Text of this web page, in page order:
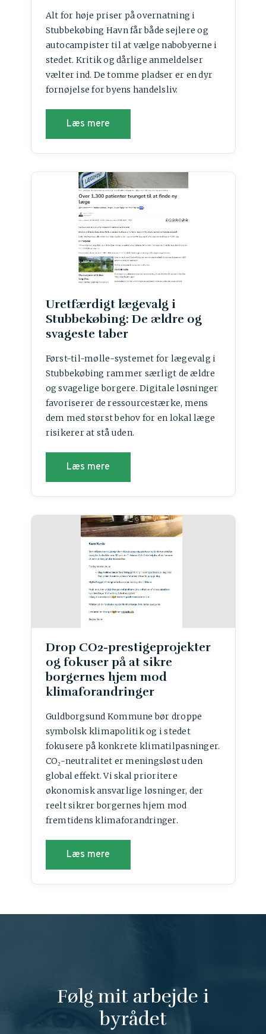
Alt for høje priser på overnatning i
Stubbekøbing Havn får både sejlere og
autocampister til at vælge nabobyerne i
stedet. Kritik og dårlige anmeldelser
vælter ind. De tomme pladser er en dyr
fornøjelse for byens handelsliv.
Læs mere
Uretfærdigt lægevalg i
Stubbekøbing: De ældre og
svageste taber
Først-til-mølle-systemet for lægevalg i
Stubbekøbing rammer særligt de ældre
og svagelige borgere. Digitale løsninger
favoriserer de ressourcestærke, mens
dem med størst behov for en lokal læge
risikerer at stå uden.
Læs mere
Drop CO2-prestigeprojekter
og fokuser på at sikre
borgernes hjem mod
klimaforandringer
Guldborgsund Kommune bør droppe
symbolsk klimapolitik og i stedet
fokusere på konkrete klimatilpasninger.
CO₂-neutralitet er meningsløst uden
global effekt. Vi skal prioritere
økonomisk ansvarlige løsninger, der
reelt sikrer borgernes hjem mod
fremtidens klimaforandringer.
Læs mere
Følg mit arbejde i
byrådet